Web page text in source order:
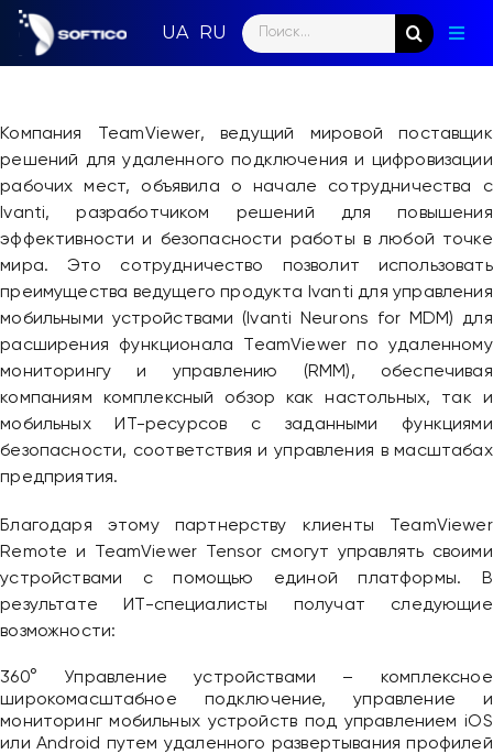
Skip
content
Search
for:
Компания TeamViewer, ведущий мировой поставщик
решений для удаленного подключения и цифровизации
рабочих мест, объявила о начале сотрудничества с
Ivanti, разработчиком решений для повышения
эффективности и безопасности работы в любой точке
мира. Это сотрудничество позволит использовать
преимущества ведущего продукта Ivanti для управления
мобильными устройствами (Ivanti Neurons for MDM) для
расширения функционала TeamViewer по удаленному
мониторингу и управлению (RMM), обеспечивая
компаниям комплексный обзор как настольных, так и
мобильных ИТ-ресурсов с заданными функциями
безопасности, соответствия и управления в масштабах
предприятия.
Благодаря этому партнерству клиенты TeamViewer
Remote и TeamViewer Tensor смогут управлять своими
устройствами с помощью единой платформы. В
результате ИТ-специалисты получат следующие
возможности:
360° Управление устройствами – комплексное
широкомасштабное подключение, управление и
мониторинг мобильных устройств под управлением iOS
или Android путем удаленного развертывания профилей